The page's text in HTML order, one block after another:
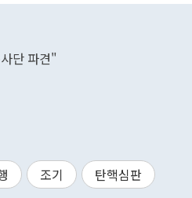
단 파견"
조기 탄핵심판